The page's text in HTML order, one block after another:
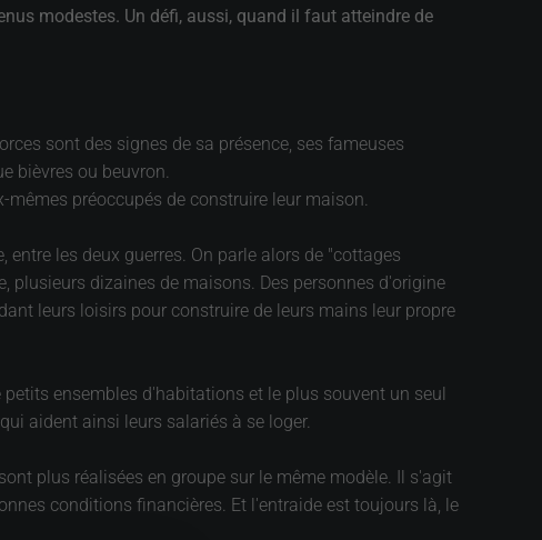
modestes. Un défi, aussi, quand il faut atteindre de
sont des signes de sa présence, ses fameuses
bièvres ou beuvron.
préoccupés de construire leur maison.
les deux guerres. On parle alors de "cottages
plusieurs dizaines de maisons. Des personnes d'origine
leurs loisirs pour construire de leurs mains leur propre
ensembles d'habitations et le plus souvent un seul
aident ainsi leurs salariés à se loger.
plus réalisées en groupe sur le même modèle. Il s'agit
conditions financières. Et l'entraide est toujours là, le